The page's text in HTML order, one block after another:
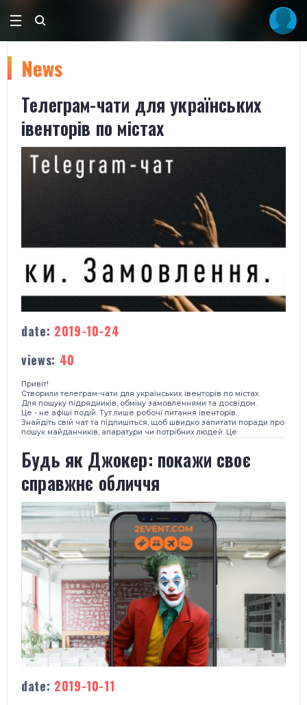
News
Телеграм-чати для українських
івенторів по містах
date: 2019-10-24
views: 40
Привіт!
Створили телеграм-чати для українських івенторів по містах.
Для пошуку підрядників, обміну замовленнями та досвідом.
Це - не афіші подій. Тут лише робочі питання івенторів.
Знайдіть свій чат та підпишіться, щоб швидко запитати поради про
пошук майданчиків, апаратури чи потрібних людей. Це
Будь як Джокер: покажи своє
справжнє обличчя
date: 2019-10-11